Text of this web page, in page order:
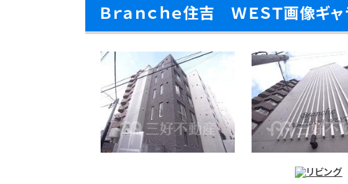
Ｂｒａｎｃｈｅ住吉 ＷＥＳＴ画像ギ